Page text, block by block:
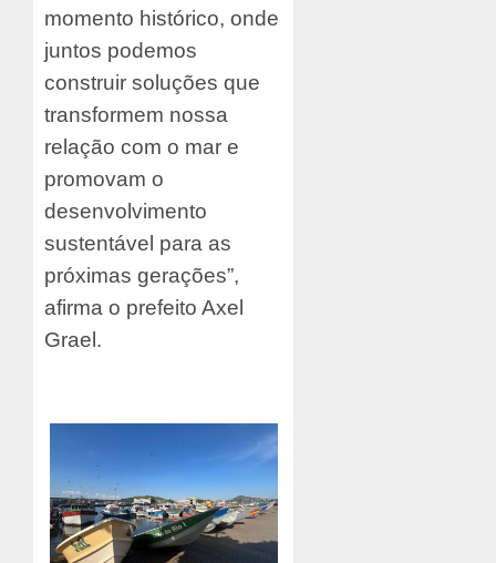
momento histórico, onde
juntos podemos
construir soluções que
transformem nossa
relação com o mar e
promovam o
desenvolvimento
sustentável para as
próximas gerações”,
afirma o prefeito Axel
Grael.